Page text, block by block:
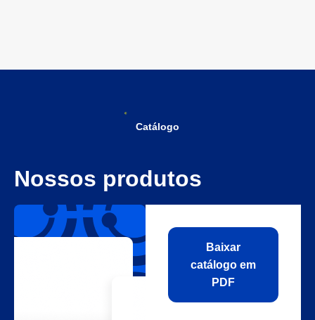
Catálogo
Nossos produtos
Baixar
catálogo em
PDF